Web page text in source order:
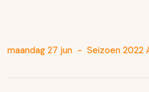
maandag 27 jun - Seizoen 2022